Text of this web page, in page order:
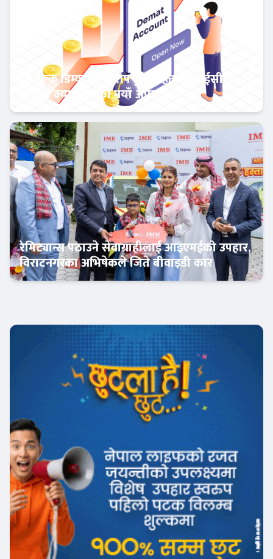
बैंक-वित्त
निःशुल्क डिम्याट र विशेष छुटसहित एनआईसी
एशिया क्यापिटलको नयाँ अफर
रेमिट्यान्स पठाउने सेवाग्राहीलाई आइएमईको उपहार,
विराटनगरका अभिषेकले जिते बीवाइडी कार